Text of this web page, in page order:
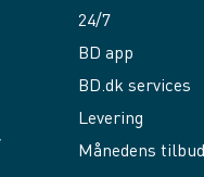
24/7
BD app
BD.dk services
Levering
Månedens tilbud